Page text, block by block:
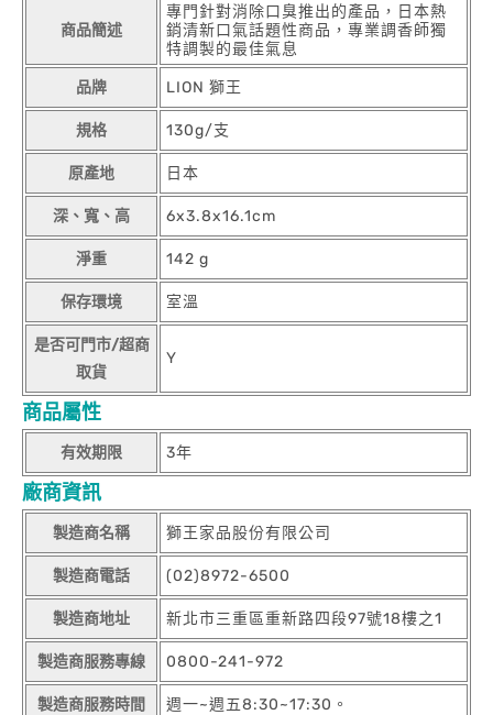
商品簡述
專門針對消除口臭推出的產品，日本熱
銷清新口氣話題性商品，專業調香師獨
特調製的最佳氣息
品牌 LION 獅王
規格 130g/支
原產地 日本
深、寬、高 6x3.8x16.1cm
淨重 142 g
保存環境 室溫
是否可門市/超商
取貨
Y
商品屬性
有效期限 3年
廠商資訊
製造商名稱 獅王家品股份有限公司
製造商電話 (02)8972-6500
製造商地址 新北市三重區重新路四段97號18樓之1
製造商服務專線 0800-241-972
製造商服務時間 週一~週五8:30~17:30。